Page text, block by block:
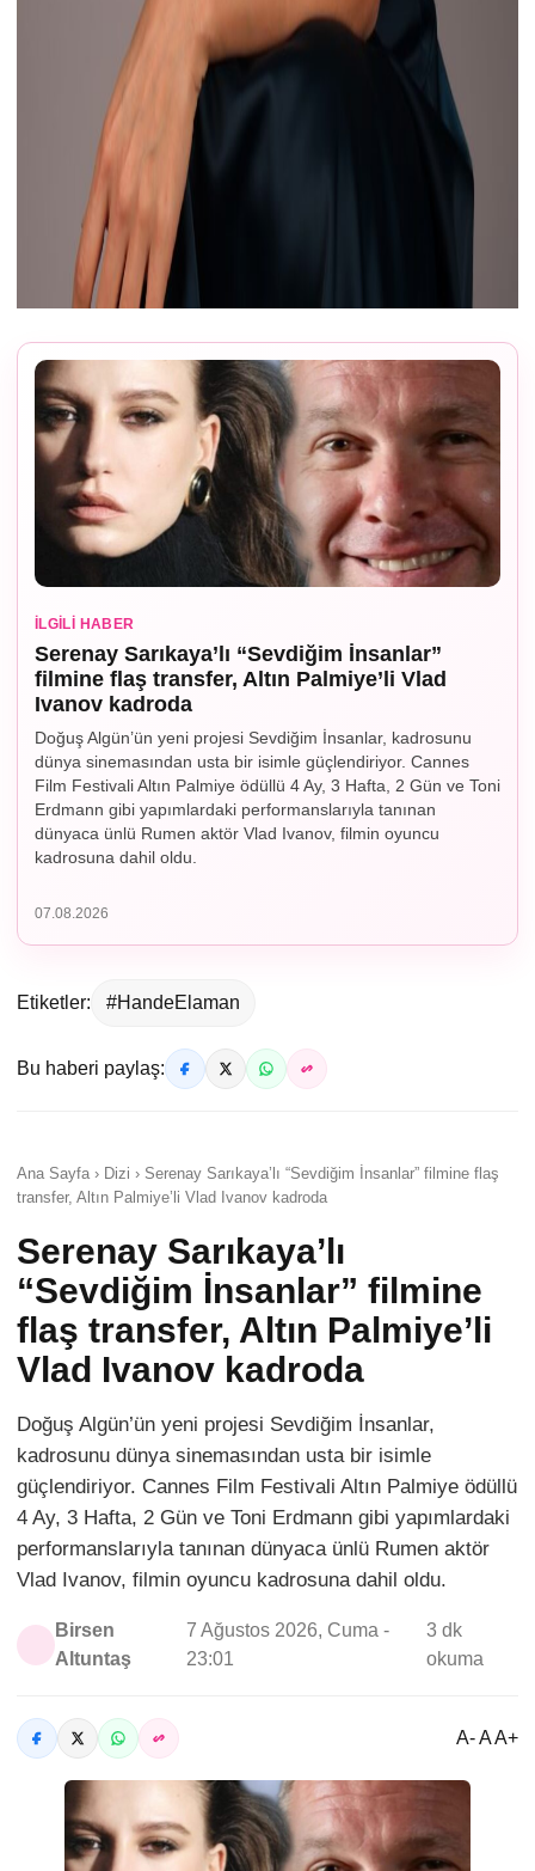
İLGILI HABER
Serenay Sarıkaya’lı “Sevdiğim İnsanlar”
filmine flaş transfer, Altın Palmiye’li Vlad
Ivanov kadroda
Doğuş Algün’ün yeni projesi Sevdiğim İnsanlar, kadrosunu
dünya sinemasından usta bir isimle güçlendiriyor. Cannes
Film Festivali Altın Palmiye ödüllü 4 Ay, 3 Hafta, 2 Gün ve Toni
Erdmann gibi yapımlardaki performanslarıyla tanınan
dünyaca ünlü Rumen aktör Vlad Ivanov, filmin oyuncu
kadrosuna dahil oldu.
07.08.2026
Etiketler: #HandeElaman
Bu haberi paylaş:
Ana Sayfa › Dizi › Serenay Sarıkaya’lı “Sevdiğim İnsanlar” filmine flaş
transfer, Altın Palmiye’li Vlad Ivanov kadroda
Serenay Sarıkaya’lı
“Sevdiğim İnsanlar” filmine
flaş transfer, Altın Palmiye’li
Vlad Ivanov kadroda
Doğuş Algün’ün yeni projesi Sevdiğim İnsanlar,
kadrosunu dünya sinemasından usta bir isimle
güçlendiriyor. Cannes Film Festivali Altın Palmiye ödüllü
4 Ay, 3 Hafta, 2 Gün ve Toni Erdmann gibi yapımlardaki
performanslarıyla tanınan dünyaca ünlü Rumen aktör
Vlad Ivanov, filmin oyuncu kadrosuna dahil oldu.
Birsen
Altuntaş
7 Ağustos 2026, Cuma -
23:01
3 dk
okuma
A- A A+